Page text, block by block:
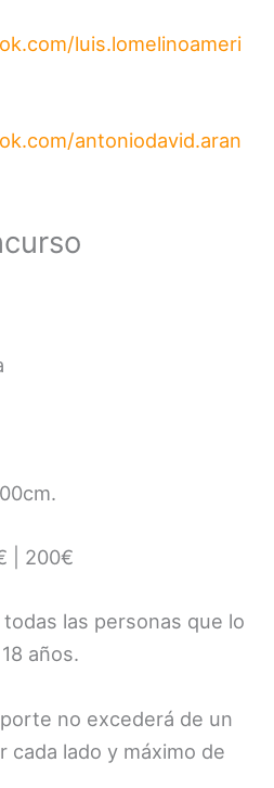
luis.lomelinoameri
antoniodavid.aran
| 200€
las personas que lo
años.
no excederá de un
cada lado y máximo de